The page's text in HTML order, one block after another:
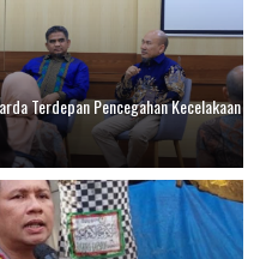
Terdepan Pencegahan Kecelakaan